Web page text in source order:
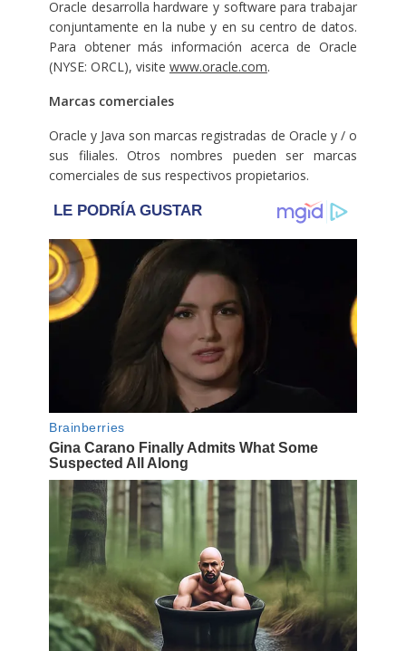
Oracle desarrolla hardware y software para trabajar
conjuntamente en la nube y en su centro de datos.
Para obtener más información acerca de Oracle
(NYSE: ORCL), visite www.oracle.com.
Marcas comerciales
Oracle y Java son marcas registradas de Oracle y / o
sus filiales. Otros nombres pueden ser marcas
comerciales de sus respectivos propietarios.